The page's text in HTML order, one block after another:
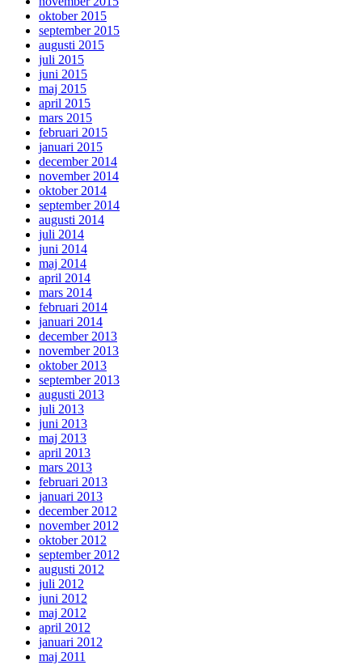
oktober 2015
september 2015
augusti 2015
juli 2015
juni 2015
maj 2015
april 2015
mars 2015
februari 2015
januari 2015
december 2014
november 2014
oktober 2014
september 2014
augusti 2014
juli 2014
juni 2014
maj 2014
april 2014
mars 2014
februari 2014
januari 2014
december 2013
november 2013
oktober 2013
september 2013
augusti 2013
juli 2013
juni 2013
maj 2013
april 2013
mars 2013
februari 2013
januari 2013
december 2012
november 2012
oktober 2012
september 2012
augusti 2012
juli 2012
juni 2012
maj 2012
april 2012
januari 2012
maj 2011